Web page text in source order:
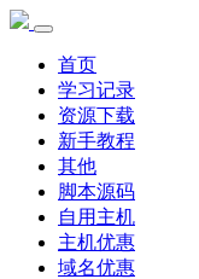
首页
学习记录
资源下载
新手教程
其他
脚本源码
自用主机
主机优惠
域名优惠